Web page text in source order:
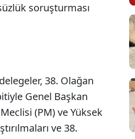
soruşturması
38. Olağan
Genel Başkan
(PM) ve Yüksek
ve 38.